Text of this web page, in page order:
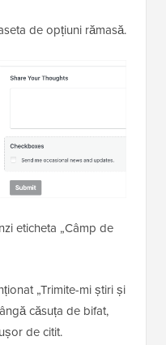
de opțiuni rămasă.
eticheta „Câmp de
„Trimite-mi știri și
căsuța de bifat,
de citit.